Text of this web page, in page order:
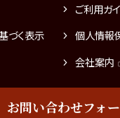
ご利用ガ
づく表示
個人情報
会社案内
お問い合わせフォ